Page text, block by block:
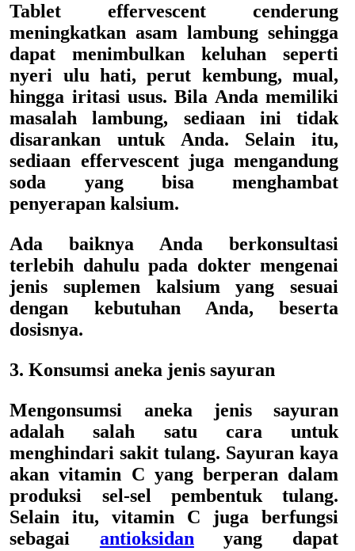
Tablet effervescent cenderung
meningkatkan asam lambung sehingga
dapat menimbulkan keluhan seperti
nyeri ulu hati, perut kembung, mual,
hingga iritasi usus. Bila Anda memiliki
masalah lambung, sediaan ini tidak
disarankan untuk Anda. Selain itu,
sediaan effervescent juga mengandung
soda yang bisa menghambat
penyerapan kalsium.
Ada baiknya Anda berkonsultasi
terlebih dahulu pada dokter mengenai
jenis suplemen kalsium yang sesuai
dengan kebutuhan Anda, beserta
dosisnya.
3. Konsumsi aneka jenis sayuran
Mengonsumsi aneka jenis sayuran
adalah salah satu cara untuk
menghindari sakit tulang. Sayuran kaya
akan vitamin C yang berperan dalam
produksi sel-sel pembentuk tulang.
Selain itu, vitamin C juga berfungsi
sebagai antioksidanyang dapat